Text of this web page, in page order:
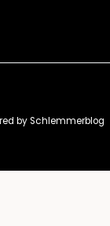
by Schlemmerblog